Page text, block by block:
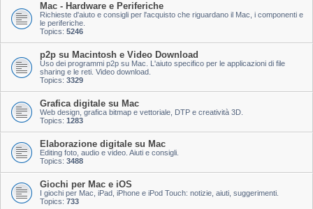
Mac - Hardware e Periferiche
Richieste d'aiuto e consigli per l'acquisto che riguardano il Mac, i componenti e
le periferiche.
Topics: 5246
p2p su Macintosh e Video Download
Uso dei programmi p2p su Mac. L'aiuto specifico per le applicazioni di file
sharing e le reti. Video download.
Topics: 3329
Grafica digitale su Mac
Web design, grafica bitmap e vettoriale, DTP e creatività 3D.
Topics: 1283
Elaborazione digitale su Mac
Editing foto, audio e video. Aiuti e consigli.
Topics: 3488
Giochi per Mac e iOS
I giochi per Mac, iPad, iPhone e iPod Touch: notizie, aiuti, suggerimenti.
Topics: 733